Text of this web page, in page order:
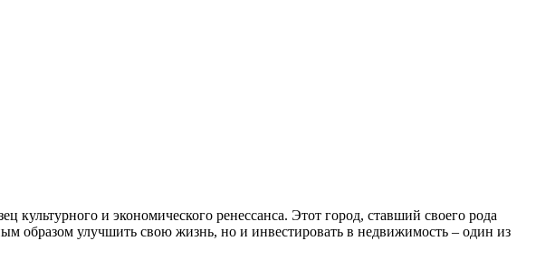
культурного и экономического ренессанса. Этот город, ставший своего рода
образом улучшить свою жизнь, но и инвестировать в недвижимость – один из